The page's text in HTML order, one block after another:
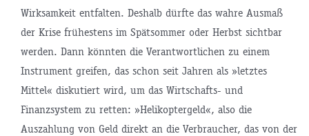
Wirksamkeit entfalten. Deshalb dürfte das wahre Ausmaß
der Krise frühestens im Spätsommer oder Herbst sichtbar
werden. Dann könnten die Verantwortlichen zu einem
Instrument greifen, das schon seit Jahren als »letztes
Mittel« diskutiert wird, um das Wirtschafts- und
Finanzsystem zu retten: »Helikoptergeld«, also die
Auszahlung von Geld direkt an die Verbraucher, das von der